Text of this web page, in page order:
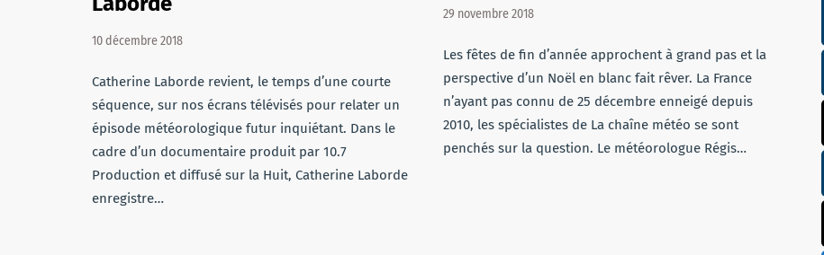
10 décembre 2018
Catherine Laborde revient, le temps d’une courte
séquence, sur nos écrans télévisés pour relater un
épisode météorologique futur inquiétant. Dans le
cadre d’un documentaire produit par 10.7
Production et diffusé sur la Huit, Catherine Laborde
enregistre…
29 novembre 2018
Les fêtes de fin d’année approchent à grand pas et la
perspective d’un Noël en blanc fait rêver. La France
n’ayant pas connu de 25 décembre enneigé depuis
2010, les spécialistes de La chaîne météo se sont
penchés sur la question. Le météorologue Régis…